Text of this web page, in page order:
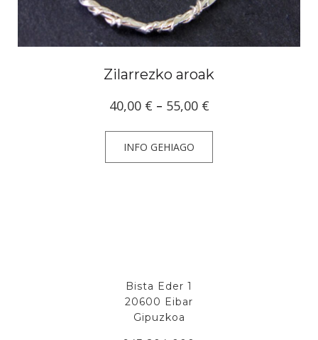
Zilarrezko aroak
40,00 € – 55,00 €Price
40,00 €
INFO GEHIAGO
Bista Eder 1
20600 Eibar
Gipuzkoa